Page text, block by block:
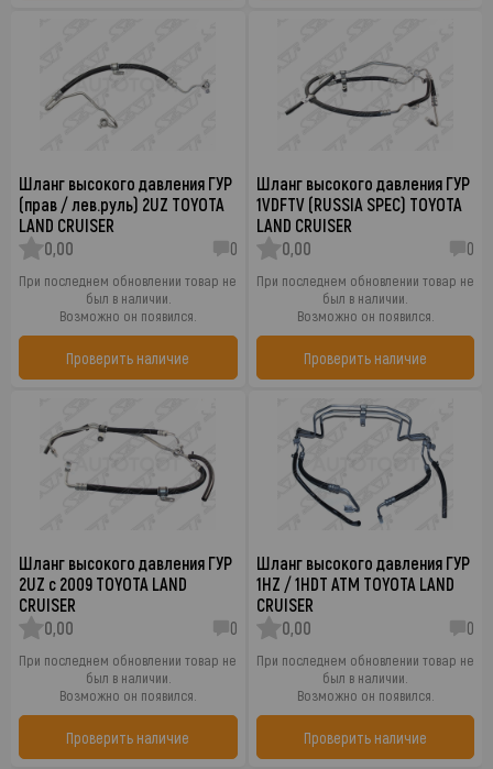
Шланг высокого давления ГУР
(прав / лев.руль) 2UZ TOYOTA
LAND CRUISER
0,00
0
При последнем обновлении товар не
был в наличии.
Возможно он появился.
Проверить наличие
Шланг высокого давления ГУР
1VDFTV (RUSSIA SPEC) TOYOTA
LAND CRUISER
0,00
0
При последнем обновлении товар не
был в наличии.
Возможно он появился.
Проверить наличие
Шланг высокого давления ГУР
2UZ с 2009 TOYOTA LAND
CRUISER
0,00
0
При последнем обновлении товар не
был в наличии.
Возможно он появился.
Проверить наличие
Шланг высокого давления ГУР
1HZ / 1HDT ATM TOYOTA LAND
CRUISER
0,00
0
При последнем обновлении товар не
был в наличии.
Возможно он появился.
Проверить наличие